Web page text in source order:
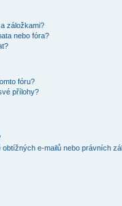
záložkami?
nebo fóra?
fóru?
přílohy?
obtížných e-mailů nebo právních